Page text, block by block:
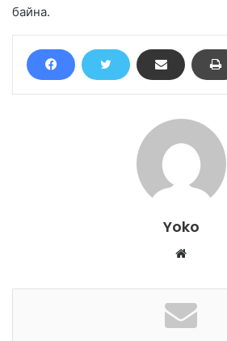
байна.
Yoko
b
s
i